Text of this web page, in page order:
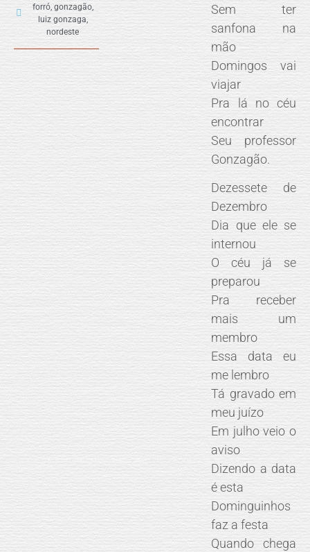
forró, gonzagão,
luiz gonzaga,
nordeste
Sem ter
sanfona na
mão
Domingos vai
viajar
Pra lá no céu
encontrar
Seu professor
Gonzagão.
Dezessete de
Dezembro
Dia que ele se
internou
O céu já se
preparou
Pra receber
mais um
membro
Essa data eu
me lembro
Tá gravado em
meu juízo
Em julho veio o
aviso
Dizendo a data
é esta
Dominguinhos
faz a festa
Quando chega